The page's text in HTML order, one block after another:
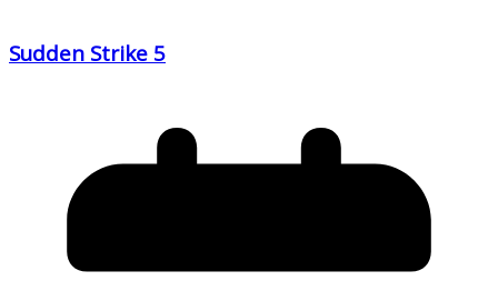
Sudden Strike 5